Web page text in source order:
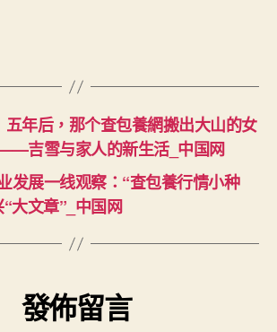
五年后，那个查包養網搬出大山的女
吉雪与家人的新生活_中国网
发展一线观察：“查包養行情小种
大文章”_中国网
發佈留言